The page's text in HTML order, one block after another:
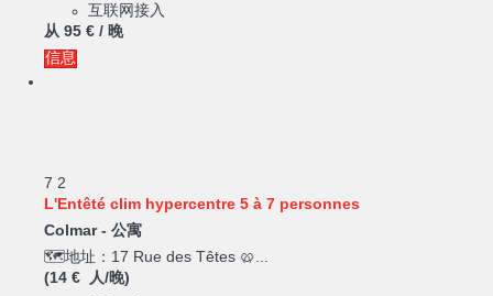
互联网接入
从 95 € / 晚
信息
7 2
L'Entêté clim hypercentre 5 à 7 personnes
Colmar - 公寓
🗺️地址：17 Rue des Têtes 🥨...
(14 € 人/晚)